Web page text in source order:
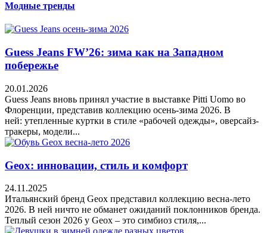
Модные тренды
Guess Jeans FW’26: зима как на Западном
побережье
20.01.2026
Guess Jeans вновь принял участие в выставке Pitti Uomo во
Флоренции, представив коллекцию осень-зима 2026. В
ней: утепленные куртки в стиле «рабочей одежды», оверсайз-
тракеры, модели...
Geox: инновации, стиль и комфорт
24.11.2025
Итальянский бренд Geox представил коллекцию весна-лето
2026. В ней ничто не обманет ожиданий поклонников бренда.
Теплый сезон 2026 у Geox – это симбиоз стиля,...